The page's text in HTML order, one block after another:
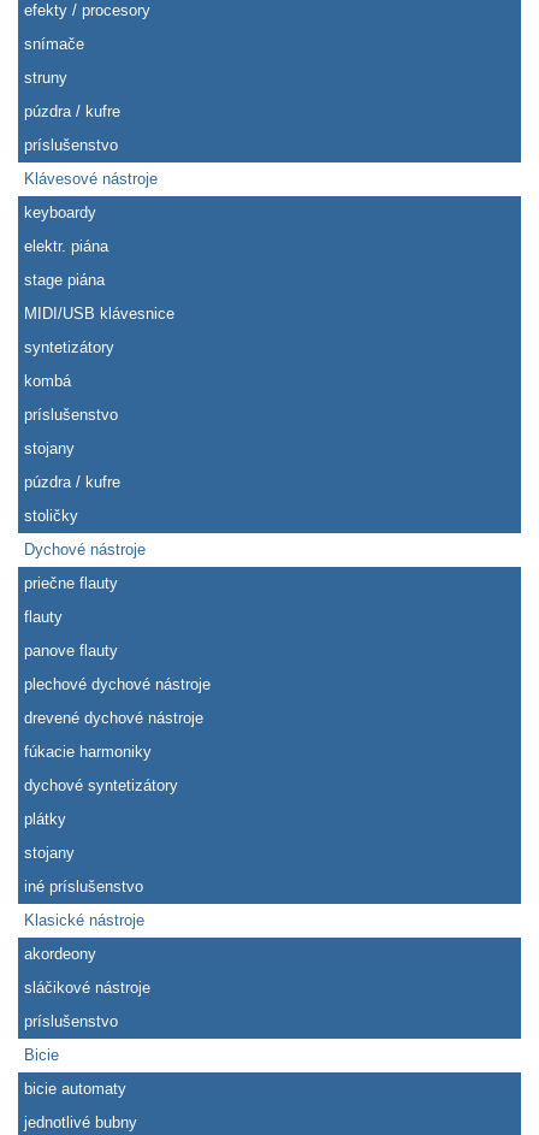
efekty / procesory
snímače
struny
púzdra / kufre
príslušenstvo
Klávesové nástroje
keyboardy
elektr. piána
stage piána
MIDI/USB klávesnice
syntetizátory
kombá
príslušenstvo
stojany
púzdra / kufre
stoličky
Dychové nástroje
priečne flauty
flauty
panove flauty
plechové dychové nástroje
drevené dychové nástroje
fúkacie harmoniky
dychové syntetizátory
plátky
stojany
iné príslušenstvo
Klasické nástroje
akordeony
sláčikové nástroje
príslušenstvo
Bicie
bicie automaty
jednotlivé bubny